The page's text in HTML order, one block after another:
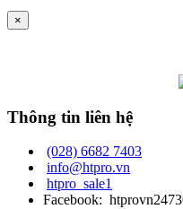
×
Thông tin liên hệ
(028) 6682 7403
info@htpro.vn
htpro_sale1
Facebook: